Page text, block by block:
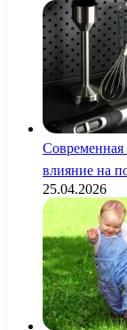
Современная
влияние на
25.04.2026